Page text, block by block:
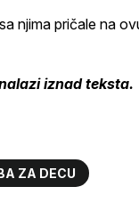
njima pričale na
iznad teksta.
ZA DECU